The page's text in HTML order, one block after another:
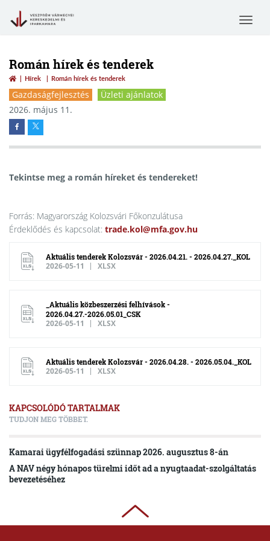
Toggle
Román hírek és tenderek
Hírek Román hírek és tenderek
Gazdaságfejlesztés
Üzleti ajánlatok
2026. május 11.
Tekintse meg a román híreket és tendereket!
Forrás: Magyarország Kolozsvári Főkonzulátusa
Érdeklődés és kapcsolat: trade.kol@mfa.gov.hu
Aktuális tenderek Kolozsvár - 2026.04.21. - 2026.04.27._KOL
2026-05-11 XLSX
_Aktuális közbeszerzési felhívások -
2026.04.27.-2026.05.01_CSK
2026-05-11 XLSX
Aktuális tenderek Kolozsvár - 2026.04.28. - 2026.05.04._KOL
2026-05-11 XLSX
KAPCSOLÓDÓ TARTALMAK
TUDJON MEG TÖBBET.
Kamarai ügyfélfogadási szünnap 2026. augusztus 8-án
A NAV négy hónapos türelmi időt ad a nyugtaadat-szolgáltatás
bevezetéséhez